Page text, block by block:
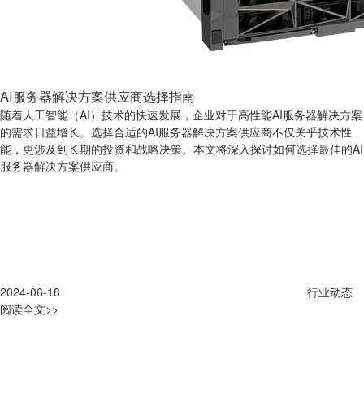
AI服务器解决方案供应商选择指南
随着人工智能（AI）技术的快速发展，企业对于高性能AI服务器解决方案
的需求日益增长。选择合适的AI服务器解决方案供应商不仅关乎技术性
能，更涉及到长期的投资和战略决策。本文将深入探讨如何选择最佳的AI
服务器解决方案供应商。
2024-06-18
行业动态
阅读全文>>